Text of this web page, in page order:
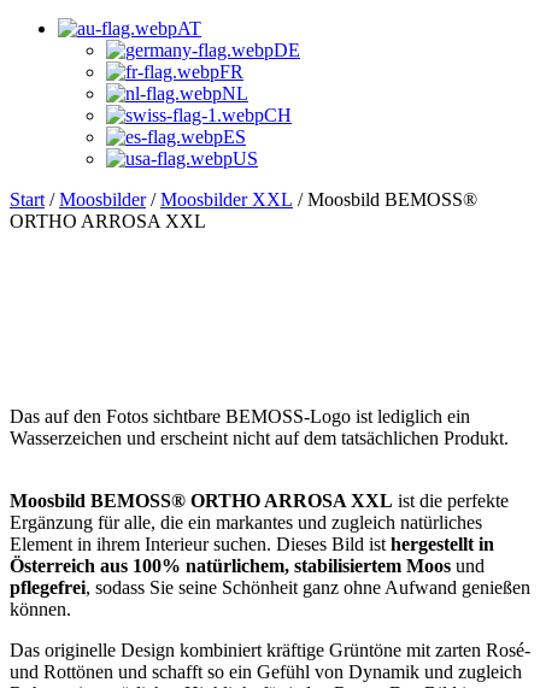
AT
DE
FR
NL
CH
ES
US
Start /Moosbilder/Moosbilder XXL / Moosbild BEMOSS®
ORTHO ARROSA XXL
Das auf den Fotos sichtbare BEMOSS-Logo ist lediglich ein
Wasserzeichen und erscheint nicht auf dem tatsächlichen Produkt.
Moosbild BEMOSS® ORTHO ARROSA XXL ist die perfekte
Ergänzung für alle, die ein markantes und zugleich natürliches
Element in ihrem Interieur suchen. Dieses Bild ist hergestellt in
Österreich aus 100% natürlichem, stabilisiertem Moos und
pflegefrei, sodass Sie seine Schönheit ganz ohne Aufwand genießen
können.
Das originelle Design kombiniert kräftige Grüntöne mit zarten Rosé-
und Rottönen und schafft so ein Gefühl von Dynamik und zugleich